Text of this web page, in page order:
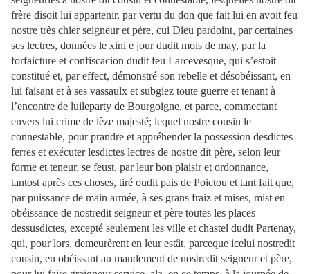
frère disoit lui appartenir, par vertu du don que fait lui en avoit feu
nostre très chier seigneur et père, cui Dieu pardoint, par certaines
ses lectres, données le xini e jour dudit mois de may, par la
forfaicture et confiscacion dudit feu Larcevesque, qui s’estoit
constitué et, par effect, démonstré son rebelle et désobéissant, en
lui faisant et à ses vassaulx et subgiez toute guerre et tenant à
l’encontre de luileparty de Bourgoigne, et parce, commectant
envers lui crime de lèze majesté; lequel nostre cousin le
connestable, pour prandre et appréhender la possession desdictes
ferres et exécuter lesdictes lectres de nostre dit père, selon leur
forme et teneur, se feust, par leur bon plaisir et ordonnance,
tantost après ces choses, tiré oudit pais de Poictou et tant fait que,
par puissance de main armée, à ses grans fraiz et mises, mist en
obéissance de nostredit seigneur et père toutes les places
dessusdictes, excepté seulement les ville et chastel dudit Partenay,
qui, pour lors, demeurèrent en leur estât, parceque icelui nostredit
cousin, en obéissant au mandement de nostredit seigneur et père,